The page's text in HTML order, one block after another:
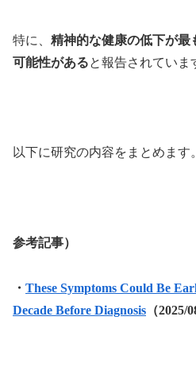
特に、 精神的な健康の低下が最
可能性があると報告されていま
以下に研究の内容をまとめます。
参考記事）
・ These Symptoms Could Be
Decade Before Diagnosis （2025/